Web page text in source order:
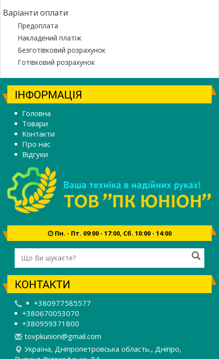
Варіанти оплати
Предоплата
Накладений платіж
Безготівковий розрахунок
Готівковий розрахунок
ІНФОРМАЦІЯ
Головна
Товари
Контакти
Про нас
Відгуки
Пн. - Пт. 09:00 - 17:00, Сб. 10:00 - 14:00
КОНТАКТИ
+380977585577
+380670053070
+380959371800
tovpkunion@gmail.com
Україна, Дніпропетровська область., Дніпро,